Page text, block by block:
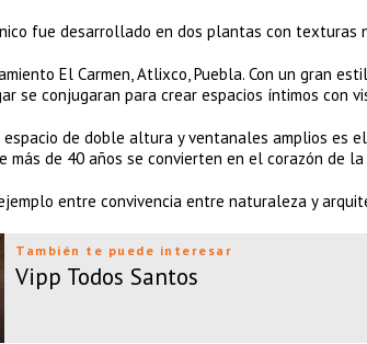
fue desarrollado en dos plantas con texturas
El Carmen, Atlixco, Puebla. Con un gran
se conjugaran para crear espacios íntimos con
de doble altura y ventanales amplios es
más de 40 años se convierten en el corazón de
entre convivencia entre naturaleza y
También te puede interesar
Vipp Todos Santos